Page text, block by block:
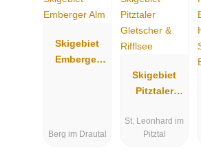
Skigebiet
Emberger
Berg im Drautal
Skigebiet
Pitztaler
Rifflsee
St. Leonhard im
Pitztal